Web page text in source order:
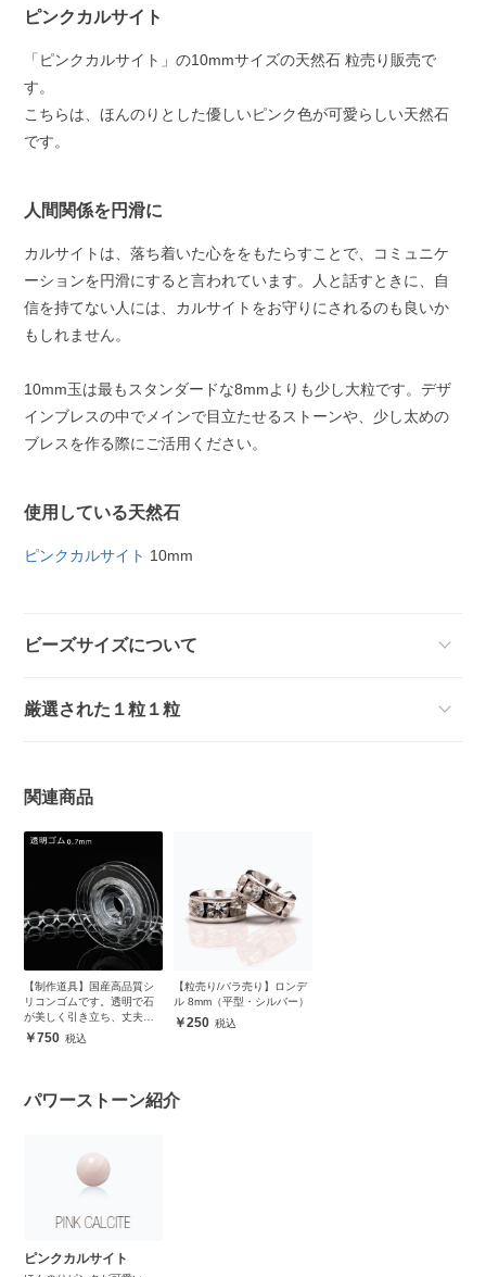
ピンクカルサイト
「ピンクカルサイト」の10mmサイズの天然石 粒売り販売で
す。
こちらは、ほんのりとした優しいピンク色が可愛らしい天然石
です。
人間関係を円滑に
カルサイトは、落ち着いた心ををもたらすことで、コミュニケ
ーションを円滑にすると言われています。人と話すときに、自
信を持てない人には、カルサイトをお守りにされるのも良いか
もしれません。
10mm玉は最もスタンダードな8mmよりも少し大粒です。デザ
インブレスの中でメインで目立たせるストーンや、少し太めの
ブレスを作る際にご活用ください。
使用している天然石
ピンクカルサイト 10mm
ビーズサイズについて
厳選された１粒１粒
関連商品
【制作道具】国産高品質シ
リコンゴムです。透明で石
が美しく引き立ち、丈夫で
安心750
【粒売り/バラ売り】ロンデ
ル 8mm（平型・シルバー）
250
パワーストーン紹介
ピンクカルサイト